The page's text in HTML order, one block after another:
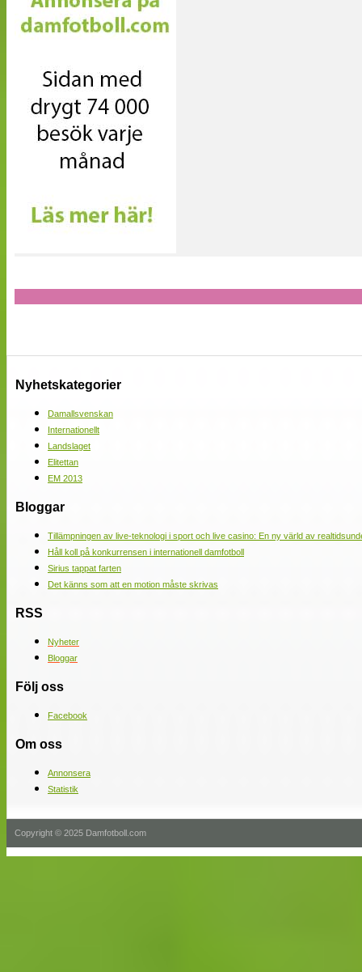
Nyhetskategorier
Damallsvenskan
Internationellt
Landslaget
Elitettan
EM 2013
Bloggar
Tillämpningen av live-teknologi i sport och live casino: En ny värld av
Håll koll på konkurrensen i internationell damfotboll
Sirius tappat farten
Det känns som att en motion måste skrivas
RSS
Nyheter
Bloggar
Följ oss
Facebook
Om oss
Annonsera
Statistik
Copyright © 2025 Damfotboll.com